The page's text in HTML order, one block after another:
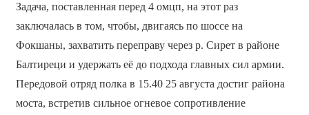
Задача, поставленная перед 4 омцп, на этот раз
заключалась в том, чтобы, двигаясь по шоссе на
Фокшаны, захватить переправу через р. Сирет в районе
Балтиреци и удержать её до подхода главных сил армии.
Передовой отряд полка в 15.40 25 августа достиг района
моста, встретив сильное огневое сопротивление